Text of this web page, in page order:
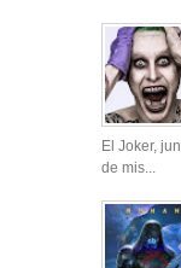
El Joker,
de mis...